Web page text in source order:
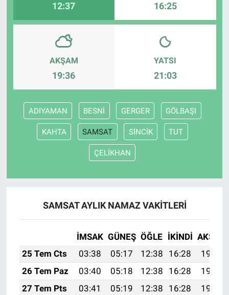
12:37 16:25
AKŞAM
19:36
YATSI
21:03
ADIYAMAN BESNİ GERGER GÖLBAŞI
KAHTA SAMSAT SİNCİK TUT
ÇELİKHAN
SAMSAT AYLIK NAMAZ VAKITLERI
İMSAK GÜNEŞ ÖĞLE İKINDI AKŞAM
25 Tem Cts
03:38 05:17 12:38 16:28
19:48
26 Tem Paz
03:40 05:18 12:38 16:28
19:48
27 Tem Pts
03:41 05:19 12:38 16:28
19:47